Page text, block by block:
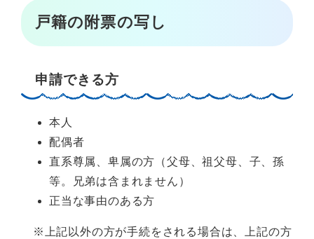
戸籍の附票の写し
申請できる方
本人
配偶者
直系尊属、卑属の方（父母、祖父母、子、孫
等。兄弟は含まれません）
正当な事由のある方
※上記以外の方が手続をされる場合は、上記の方